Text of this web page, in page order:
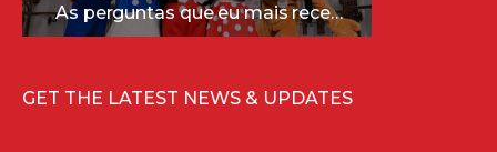
As perguntas que eu mais recebo sobre a Disney (e as respostas mais sinceras!)
GET THE LATEST NEWS & UPDATES